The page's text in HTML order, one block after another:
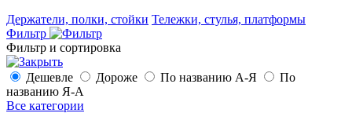
Держатели, полки, стойки Тележки, стулья, платформы
Фильтр
Фильтр и сортировка
Дешевле Дороже По названию А-Я
По
названию Я-А
Все категории